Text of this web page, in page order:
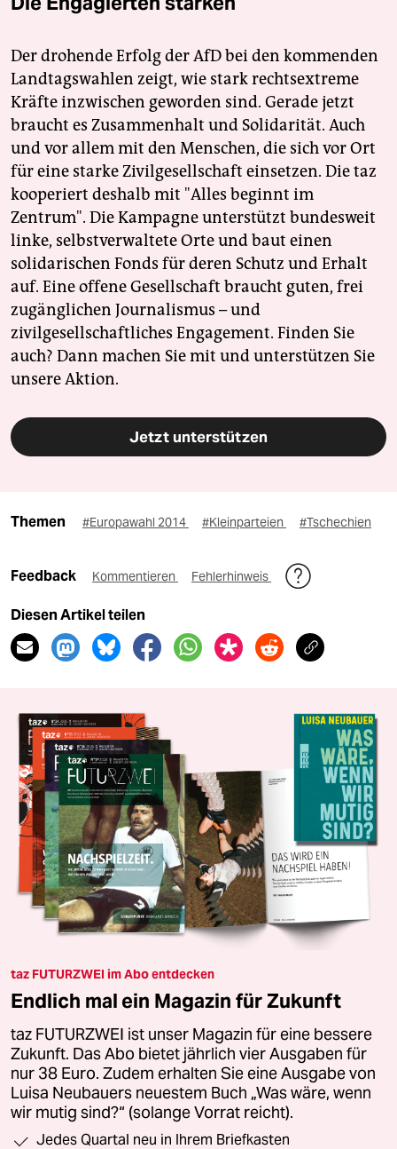
Der drohende Erfolg der AfD bei den kommenden
Landtagswahlen zeigt, wie stark rechtsextreme
Kräfte inzwischen geworden sind. Gerade jetzt
braucht es Zusammenhalt und Solidarität. Auch
und vor allem mit den Menschen, die sich vor Ort
für eine starke Zivilgesellschaft einsetzen. Die taz
kooperiert deshalb mit "Alles beginnt im
Zentrum". Die Kampagne unterstützt bundesweit
linke, selbstverwaltete Orte und baut einen
solidarischen Fonds für deren Schutz und Erhalt
auf. Eine offene Gesellschaft braucht guten, frei
zugänglichen Journalismus – und
zivilgesellschaftliches Engagement. Finden Sie
auch? Dann machen Sie mit und unterstützen Sie
unsere Aktion.
Jetzt unterstützen
Themen #Europawahl 2014 #Kleinparteien #Tschechien
Feedback Kommentieren Fehlerhinweis
Diesen Artikel teilen
taz FUTURZWEI im Abo entdecken
Endlich mal ein Magazin für Zukunft
taz FUTURZWEI ist unser Magazin für eine bessere
Zukunft. Das Abo bietet jährlich vier Ausgaben für
nur 38 Euro. Zudem erhalten Sie eine Ausgabe von
Luisa Neubauers neuestem Buch „Was wäre, wenn
wir mutig sind?“ (solange Vorrat reicht).
Jedes Quartal neu in Ihrem Briefkasten